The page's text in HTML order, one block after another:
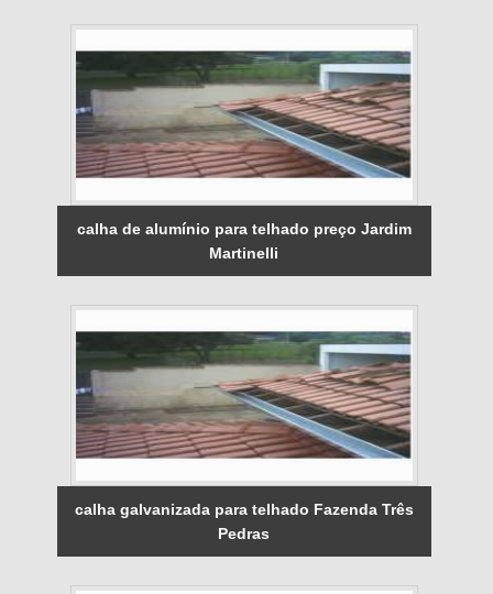
calha de alumínio para telhado preço Jardim
Martinelli
calha galvanizada para telhado Fazenda Três
Pedras